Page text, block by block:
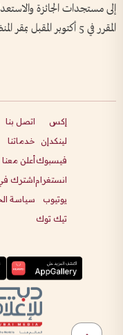
إلى مستجدات الجائزة
المقرر في 5 أكتوبر المقبل بمقر المنظمة.
إكس
لينكدإن
فيسبوك
انستغرام
يوتيوب
تيك توك
اتصل بنا
خدماتنا
أعلن معنا
اشترك في
سياسة